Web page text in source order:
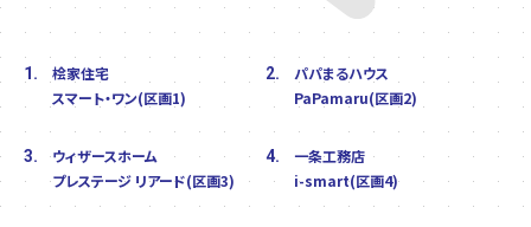
1.
桧家住宅
スマート・ワン(区画1)
2.
パパまるハウス
PaPamaru(区画2)
3.
ウィザースホーム
プレステージ リアード(区画3)
4.
一条工務店
i-smart(区画4)